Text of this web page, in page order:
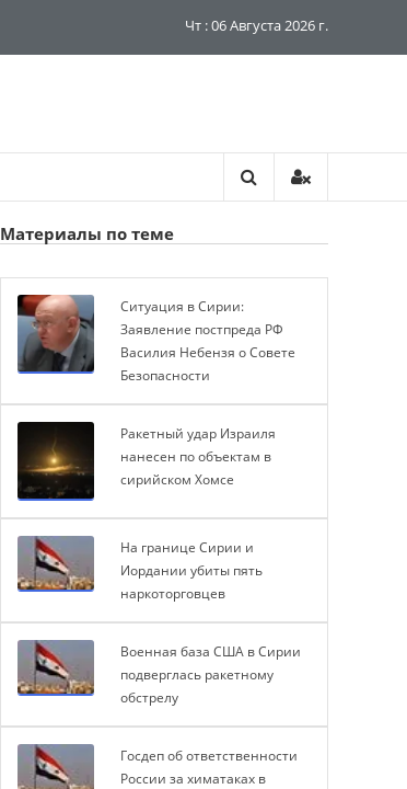
Чт : 06 Августа 2026 г.
Материалы по теме
Ситуация в Сирии:
Заявление постпреда РФ
Василия Небензя о Совете
Безопасности
Ракетный удар Израиля
нанесен по объектам в
сирийском Хомсе
На границе Сирии и
Иордании убиты пять
наркоторговцев
Военная база США в Сирии
подверглась ракетному
обстрелу
Госдеп об ответственности
России за химатаках в